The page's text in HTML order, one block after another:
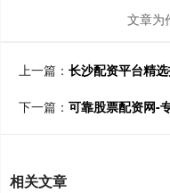
文章为
上一篇： 长沙配资平台精
下一篇： 可靠股票配资网-
相关文章